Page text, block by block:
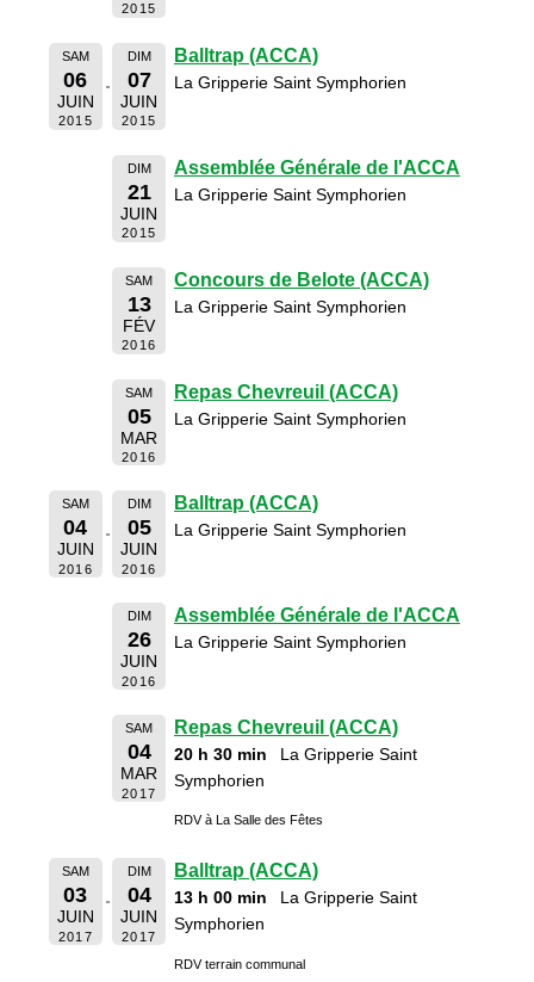
2015
SAM
06
JUIN
2015
DIM
07
JUIN
2015
Balltrap (ACCA)
La Gripperie Saint Symphorien
DIM
21
JUIN
2015
Assemblée Générale de l'ACCA
La Gripperie Saint Symphorien
SAM
13
FÉV
2016
Concours de Belote (ACCA)
La Gripperie Saint Symphorien
SAM
05
MAR
2016
Repas Chevreuil (ACCA)
La Gripperie Saint Symphorien
SAM
04
JUIN
2016
DIM
05
JUIN
2016
Balltrap (ACCA)
La Gripperie Saint Symphorien
DIM
26
JUIN
2016
Assemblée Générale de l'ACCA
La Gripperie Saint Symphorien
SAM
04
MAR
2017
Repas Chevreuil (ACCA)
20 h 30 min
La Gripperie Saint
Symphorien
RDV à La Salle des Fêtes
SAM
03
JUIN
2017
DIM
04
JUIN
2017
Balltrap (ACCA)
13 h 00 min
La Gripperie Saint
Symphorien
RDV terrain communal